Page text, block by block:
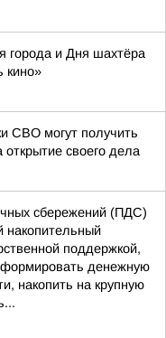
города и Дня шахтёра
кино»
СВО могут получить
своего дела
сбережений (ПДС)
поддержкой,
денежную
накопить на крупную